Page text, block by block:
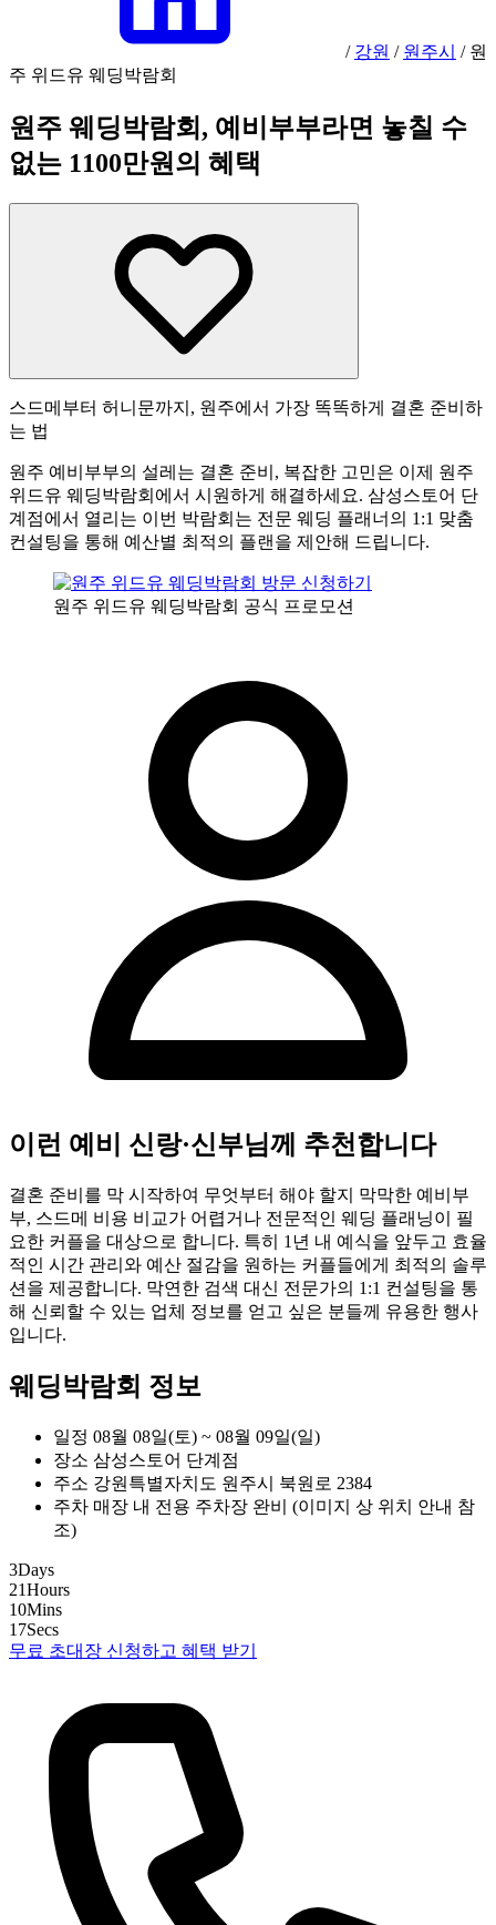
/ 강원 / 원주시 / 원
주 위드유 웨딩박람회
원주 웨딩박람회, 예비부부라면 놓칠 수
없는 1100만원의 혜택
스드메부터 허니문까지, 원주에서 가장 똑똑하게 결혼 준비하
는 법
원주 예비부부의 설레는 결혼 준비, 복잡한 고민은 이제 원주
위드유 웨딩박람회에서 시원하게 해결하세요. 삼성스토어 단
계점에서 열리는 이번 박람회는 전문 웨딩 플래너의 1:1 맞춤
컨설팅을 통해 예산별 최적의 플랜을 제안해 드립니다.
원주 위드유 웨딩박람회 공식 프로모션
이런 예비 신랑·신부님께 추천합니다
결혼 준비를 막 시작하여 무엇부터 해야 할지 막막한 예비부
부, 스드메 비용 비교가 어렵거나 전문적인 웨딩 플래닝이 필
요한 커플을 대상으로 합니다. 특히 1년 내 예식을 앞두고 효율
적인 시간 관리와 예산 절감을 원하는 커플들에게 최적의 솔루
션을 제공합니다. 막연한 검색 대신 전문가의 1:1 컨설팅을 통
해 신뢰할 수 있는 업체 정보를 얻고 싶은 분들께 유용한 행사
입니다.
웨딩박람회 정보
일정 08월 08일(토) ~ 08월 09일(일)
장소 삼성스토어 단계점
주소 강원특별자치도 원주시 북원로 2384
주차 매장 내 전용 주차장 완비 (이미지 상 위치 안내 참
조)
3Days
21Hours
10Mins
16Secs
무료 초대장 신청하고 혜택 받기